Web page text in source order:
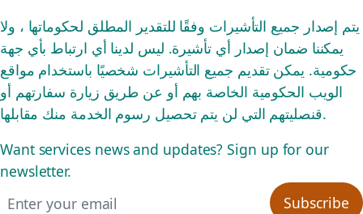
يتم إصدار جميع التأشيرات وفقًا للتقدير المطلق لحكوماتها ، ولا
يمكننا ضمان إصدار أي تأشيرة. ليس لدينا أي ارتباط بأي جهة
حكومية. يمكن تقديم جميع التأشيرات شخصيًا باستخدام مواقع
الويب الحكومية الخاصة بهم أو عن طريق زيارة سفارتهم أو
قنصليتهم التي لن يتم تحصيل رسوم الخدمة منك مقابلها.
Want services news and updates? Sign up for our
newsletter.
Subscribe